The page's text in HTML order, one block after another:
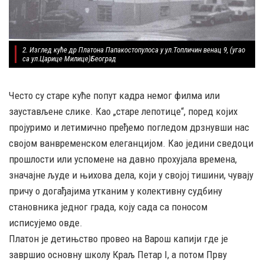
2. Изглед куће др Платона Папакостопулоса у ул.Топличин венац 9, (угао
са ул.Царице Милице)Београд
Често су старе куће попут кадра немог филма или
заустављене слике. Као „старе лепотице“, поред којих
пројуримо и летимично пређемо погледом дрзнувши нас
својом ванвременском елеганцијом. Као једини сведоци
прошлости или успомене на давно прохујала времена,
значајне људе и њихова дела, који у својој тишини, чувају
причу о догађајима утканим у колективну судбину
становника једног града, коју сада са поносом
исписујемо овде.
Платон је детињство провео на Варош капији где је
завршио основну школу Краљ Петар I, а потом Прву